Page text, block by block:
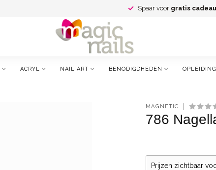
Spaar voor gratis
ACRYL NAIL ART BENODIGDHEDEN OPLEIDING
MAGNETIC
786
Prijzen zichtbaar